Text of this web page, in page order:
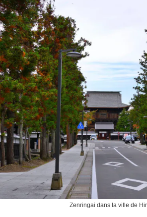
Zenringai dans la ville de